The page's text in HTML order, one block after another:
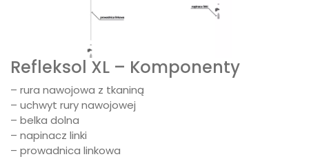
Refleksol XL – Komponenty
– rura nawojowa z tkaniną
– uchwyt rury nawojowej
– belka dolna
– napinacz linki
– prowadnica linkowa